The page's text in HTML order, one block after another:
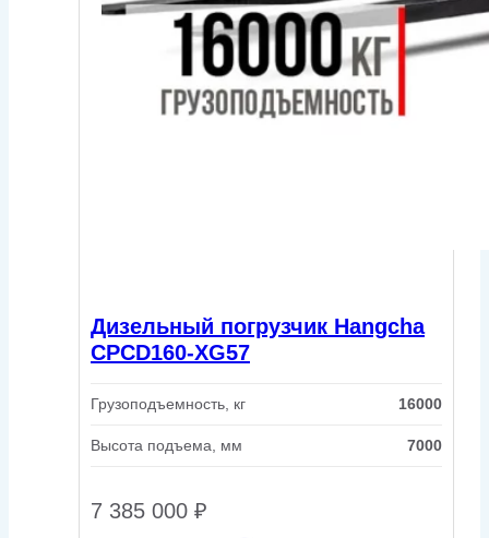
Дизельный погрузчик Hangcha
CPCD160-XG57
Грузоподъемность, кг 16000
Высота подъема, мм 7000
7 385 000 ₽